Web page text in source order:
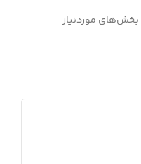
بخش‌های موردنیاز